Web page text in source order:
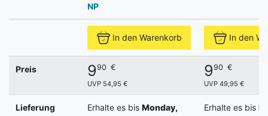
NP
In den Warenkorb In den
Preis 990 €
UVP 54,95 €
990 €
UVP 49,95 €
Lieferung Erhalte es bis Monday,
Erhalte es bis